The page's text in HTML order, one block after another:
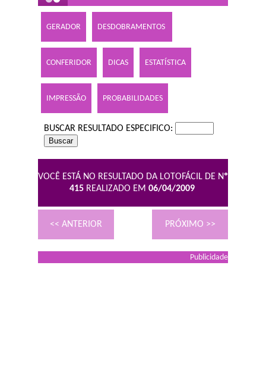
GERADOR DESDOBRAMENTOS
CONFERIDOR DICAS ESTATÍSTICA
IMPRESSÃO PROBABILIDADES
BUSCAR RESULTADO ESPECIFICO:
VOCÊ ESTÁ NO RESULTADO DA LOTOFÁCIL DE Nº
415 REALIZADO EM 06/04/2009
<< ANTERIOR PRÓXIMO >>
Publicidade